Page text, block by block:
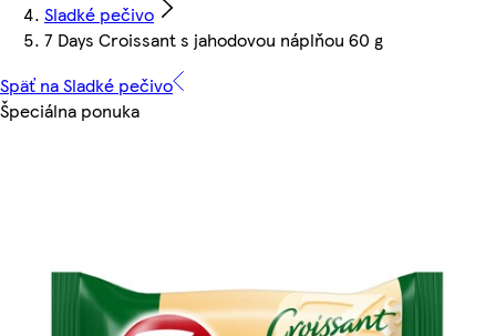
Sladké pečivo
7 Days Croissant s jahodovou náplňou 60 g
Späť na Sladké pečivo
Špeciálna ponuka